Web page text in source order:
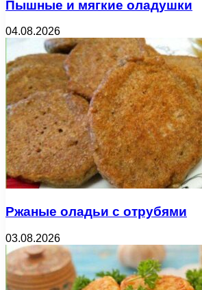
Пышные и мягкие оладушки
04.08.2026
Ржаные оладьи с отрубями
03.08.2026